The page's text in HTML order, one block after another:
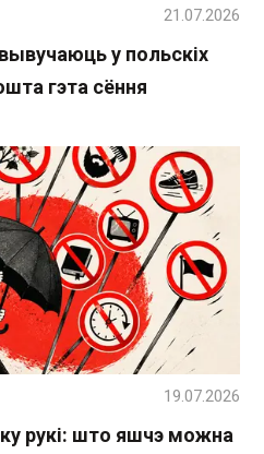
у польскіх
гэта сёння
21.07.2026
рукі: што яшчэ можна
19.07.2026